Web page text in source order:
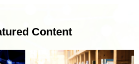
Content